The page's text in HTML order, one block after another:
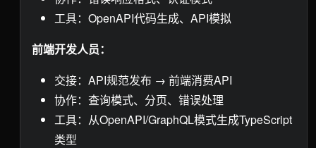
工具：OpenAPI代码生成、API模拟
前端开发人员：
交接：API规范发布 → 前端消费API
协作：查询模式、分页、错误处理
工具：从OpenAPI/GraphQL模式生成TypeScript
类型